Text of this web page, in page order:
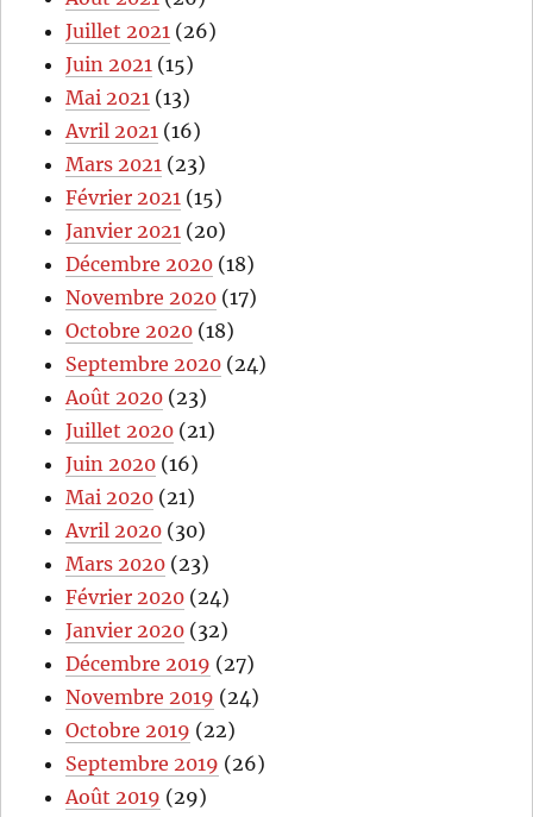
Juillet 2021 (26)
Juin 2021 (15)
Mai 2021 (13)
Avril 2021 (16)
Mars 2021 (23)
Février 2021 (15)
Janvier 2021 (20)
Décembre 2020 (18)
Novembre 2020 (17)
Octobre 2020 (18)
Septembre 2020 (24)
Août 2020 (23)
Juillet 2020 (21)
Juin 2020 (16)
Mai 2020 (21)
Avril 2020 (30)
Mars 2020 (23)
Février 2020 (24)
Janvier 2020 (32)
Décembre 2019 (27)
Novembre 2019 (24)
Octobre 2019 (22)
Septembre 2019 (26)
Août 2019 (29)